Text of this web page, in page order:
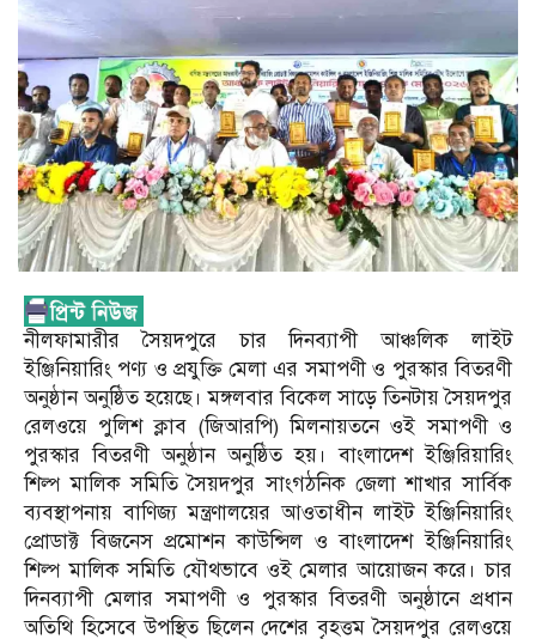
নীলফামারীর সৈয়দপুরে চার দিনব্যাপী আঞ্চলিক লাইট
ইঞ্জিনিয়ারিং পণ্য ও প্রযুক্তি মেলা এর সমাপণী ও পুরস্কার বিতরণী
অনুষ্ঠান অনুষ্ঠিত হয়েছে। মঙ্গলবার বিকেল সাড়ে তিনটায় সৈয়দপুর
রেলওয়ে পুলিশ ক্লাব (জিআরপি) মিলনায়তনে ওই সমাপণী ও
পুরস্কার বিতরণী অনুষ্ঠান অনুষ্ঠিত হয়। বাংলাদেশ ইঞ্জিরিয়ারিং
শিল্প মালিক সমিতি সৈয়দপুর সাংগঠনিক জেলা শাখার সার্বিক
ব্যবস্থাপনায় বাণিজ্য মন্ত্রণালয়ের আওতাধীন লাইট ইঞ্জিনিয়ারিং
প্রোডাক্ট বিজনেস প্রমোশন কাউন্সিল ও বাংলাদেশ ইঞ্জিনিয়ারিং
শিল্প মালিক সমিতি যৌথভাবে ওই মেলার আয়োজন করে। চার
দিনব্যাপী মেলার সমাপণী ও পুরস্কার বিতরণী অনুষ্ঠানে প্রধান
অতিথি হিসেবে উপস্থিত ছিলেন দেশের বৃহত্তম সৈয়দপুর রেলওয়ে